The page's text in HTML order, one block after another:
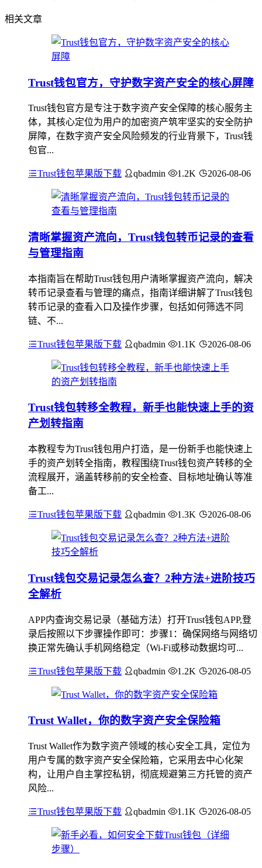
相关文章
Trust钱包官方，守护数字资产安全的核心屏障
Trust钱包官方是专注于数字资产安全保障的核心服务主
体，其核心定位为用户的加密资产筑牢坚实的安全防护
屏障，在数字资产安全风险频发的行业背景下，Trust钱
包官...
Trust钱包苹果版下载 qbadmin 1.2K 2026-08-06
清晰掌握资产流向，Trust钱包转币记录的查看
与管理指南
本指南旨在帮助Trust钱包用户清晰掌握资产流向，解决
转币记录查看与管理的痛点，指南详细讲解了Trust钱包
转币记录的查看入口及操作步骤，包括如何筛选不同
链、不...
Trust钱包苹果版下载 qbadmin 1.1K 2026-08-06
Trust钱包转移全教程，新手也能快速上手的资
产划转指南
本教程专为Trust钱包用户打造，是一份新手也能快速上
手的资产划转全指南，教程围绕Trust钱包资产转移的全
流程展开，涵盖转移前的安全检查、目标地址确认等准
备工...
Trust钱包苹果版下载 qbadmin 1.3K 2026-08-06
Trust钱包交易记录怎么查？2种方法+进阶技巧
全解析
APP内查询交易记录（基础方法）打开Trust钱包APP,登
录后按照以下步骤操作即可：步骤1：确保网络与网络切
换正常先确认手机网络稳定（Wi-Fi或移动数据均可...
Trust钱包苹果版下载 qbadmin 1.2K 2026-08-05
Trust Wallet，你的数字资产安全保险箱
Trust Wallet作为数字资产领域的核心安全工具，定位为
用户专属的数字资产安全保险箱，它采用去中心化架
构，让用户自主掌控私钥，彻底规避第三方托管的资产
风险...
Trust钱包苹果版下载 qbadmin 1.1K 2026-08-05